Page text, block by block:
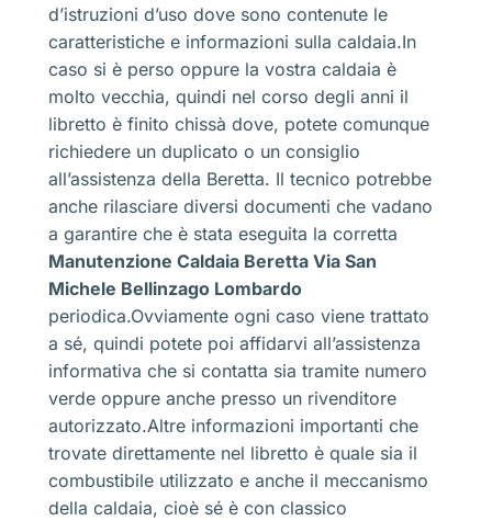
d’istruzioni d’uso dove sono contenute le
caratteristiche e informazioni sulla caldaia.In
caso si è perso oppure la vostra caldaia è
molto vecchia, quindi nel corso degli anni il
libretto è finito chissà dove, potete comunque
richiedere un duplicato o un consiglio
all’assistenza della Beretta. Il tecnico potrebbe
anche rilasciare diversi documenti che vadano
a garantire che è stata eseguita la corretta
Manutenzione Caldaia Beretta Via San
Michele Bellinzago Lombardo
periodica.Ovviamente ogni caso viene trattato
a sé, quindi potete poi affidarvi all’assistenza
informativa che si contatta sia tramite numero
verde oppure anche presso un rivenditore
autorizzato.Altre informazioni importanti che
trovate direttamente nel libretto è quale sia il
combustibile utilizzato e anche il meccanismo
della caldaia, cioè sé è con classico